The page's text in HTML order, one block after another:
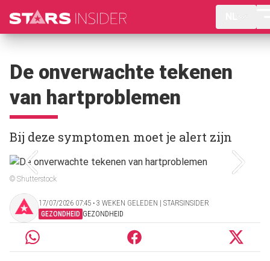
De onverwachte tekenen
van hartproblemen
Bij deze symptomen moet je alert zijn
© Shutterstock
17/07/2026 07:45 ‧ 3 WEKEN GELEDEN | STARSINSIDER
GEZONDHEID GEZONDHEID